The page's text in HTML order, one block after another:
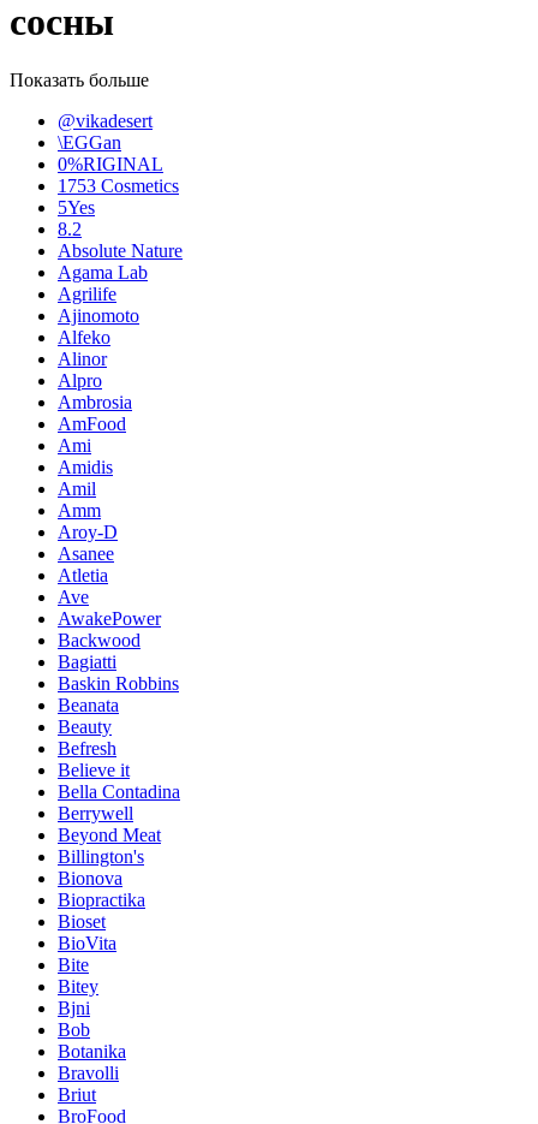
сосны
Показать больше
@vikadesert
\EGGan
0%RIGINAL
1753 Cosmetics
5Yes
8.2
Absolute Nature
Agama Lab
Agrilife
Ajinomoto
Alfeko
Alinor
Alpro
Ambrosia
AmFood
Ami
Amidis
Amil
Amm
Aroy-D
Asanee
Atletia
Ave
AwakePower
Backwood
Bagiatti
Baskin Robbins
Beanata
Beauty
Befresh
Believe it
Bella Contadina
Berrywell
Beyond Meat
Billington's
Bionova
Biopractika
Bioset
BioVita
Bite
Bitey
Bjni
Bob
Botanika
Bravolli
Briut
BroFood